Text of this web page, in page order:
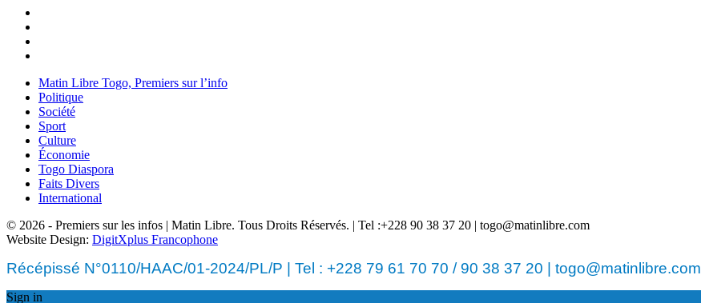
Matin Libre Togo, Premiers sur l’info
Politique
Société
Sport
Culture
Économie
Togo Diaspora
Faits Divers
International
© 2026 - Premiers sur les infos | Matin Libre. Tous Droits Réservés. | Tel :+228 90 38 37 20 | togo@matinlibre.com
Website Design: DigitXplus Francophone
Récépissé N°0110/HAAC/01-2024/PL/P | Tel : +228 79 61 70 70 / 90 38 37 20 | togo@matinlibre.com
Sign in